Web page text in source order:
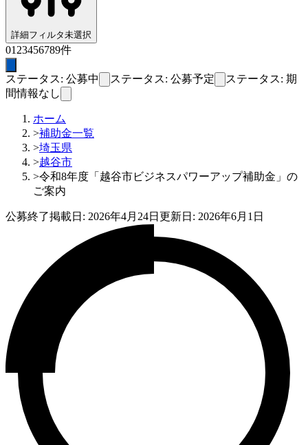
詳細フィルタ未選択
01 23456789件
ステータス: 公募中 ステータス: 公募予定
ステータス: 期
間情報なし
ホーム
>補助金一覧
>埼玉県
>越谷市
>令和8年度「越谷市ビジネスパワーアップ補助金」の
ご案内
公募終了掲載日: 2026年4月24日 更新日: 2026年6月1日